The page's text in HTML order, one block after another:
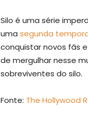
Silo é uma série
uma segunda
conquistar novos fãs
de mergulhar nesse
sobreviventes do silo.
Fonte: The Hollywood